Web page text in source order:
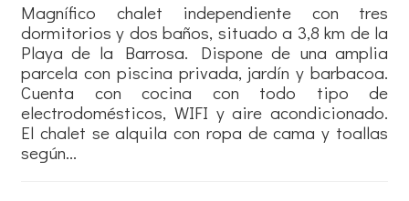
Magnífico chalet independiente con tres
dormitorios y dos baños, situado a 3,8 km de la
Playa de la Barrosa. Dispone de una amplia
parcela con piscina privada, jardín y barbacoa.
Cuenta con cocina con todo tipo de
electrodomésticos, WIFI y aire acondicionado.
El chalet se alquila con ropa de cama y toallas
según...